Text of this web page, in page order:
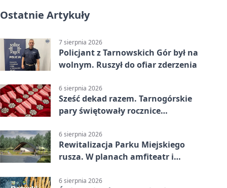
Ostatnie Artykuły
7 sierpnia 2026
Policjant z Tarnowskich Gór był na
wolnym. Ruszył do ofiar zderzenia
6 sierpnia 2026
Sześć dekad razem. Tarnogórskie
pary świętowały rocznice
6 sierpnia 2026
Rewitalizacja Parku Miejskiego
rusza. W planach amfiteatr i
6 sierpnia 2026